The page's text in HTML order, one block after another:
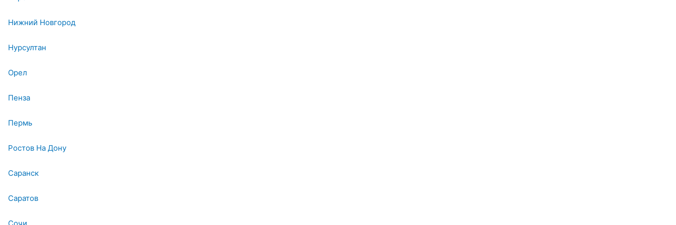
Нижний Новгород
Нурсултан
Орел
Пенза
Пермь
Ростов На Дону
Саранск
Саратов